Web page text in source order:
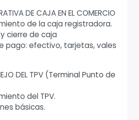
DE CAJA EN EL COMERCIO
de la caja registradora.
cierre de caja
pago: efectivo, tarjetas, vales
DEL TPV (Terminal Punto de
del TPV.
básicas.